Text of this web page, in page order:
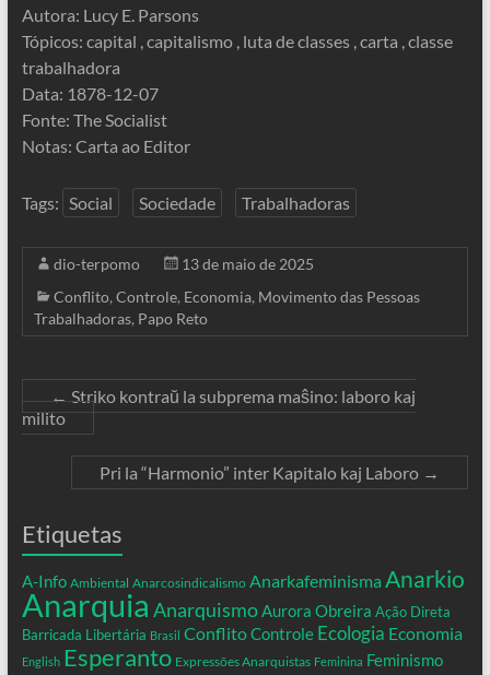
Autora: Lucy E. Parsons
Tópicos: capital , capitalismo , luta de classes , carta , classe
trabalhadora
Data: 1878-12-07
Fonte: The Socialist
Notas: Carta ao Editor
Tags: Social Sociedade Trabalhadoras
dio-terpomo
13 de maio de 2025
Conflito, Controle, Economia, Movimento das Pessoas
Trabalhadoras, Papo Reto
←Striko kontraŭ la subprema maŝino: laboro kaj
milito
Pri la “Harmonio” inter Kapitalo kaj Laboro →
Etiquetas
A-Info Ambiental Anarcosindicalismo Anarkafeminisma Anarkio
Anarquia AnarquismoAurora Obreira Ação Direta
Barricada Libertária Brasil ConflitoControle Ecologia Economia
English Esperanto Expressões Anarquistas Feminina Feminismo